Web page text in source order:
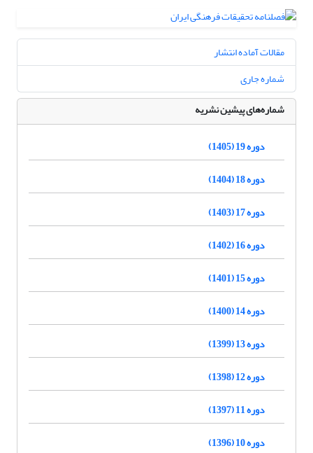
مقالات آماده انتشار
شماره جاری
شماره‌های پیشین نشریه
دوره 19 (1405)
دوره 18 (1404)
دوره 17 (1403)
دوره 16 (1402)
دوره 15 (1401)
دوره 14 (1400)
دوره 13 (1399)
دوره 12 (1398)
دوره 11 (1397)
دوره 10 (1396)